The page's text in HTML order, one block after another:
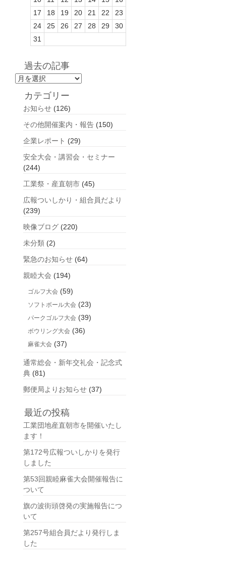
17
18 19 20 21 22
23
24
25 26 27 28 29
30
31
過去の記事
過
カテゴリー
お知らせ (126)
その他開催案内・報告 (150)
企業レポート (29)
安全大会・講習会・セミナー
(244)
工業祭・産直朝市 (45)
広報ついしかり・組合員だより
(239)
映像ブログ (220)
未分類 (2)
緊急のお知らせ (64)
親睦大会 (194)
ゴルフ大会 (59)
ソフトボール大会 (23)
パークゴルフ大会 (39)
ボウリング大会 (36)
麻雀大会 (37)
通常総会・新年交礼会・記念式
典 (81)
郵便局よりお知らせ (37)
最近の投稿
工業団地産直朝市を開催いたし
ます！
第172号広報ついしかりを発行
しました
第53回親睦麻雀大会開催報告に
ついて
旗の波街頭啓発の実施報告につ
いて
第257号組合員だより発行しま
した